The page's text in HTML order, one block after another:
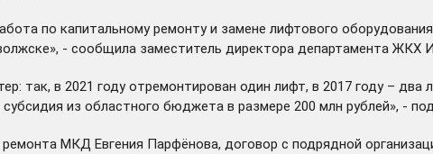
по капитальному ремонту и замене лифтового
- сообщила заместитель директора департамента ЖКХ
так, в 2021 году отремонтирован один лифт, в 2017 году –
из областного бюджета в размере 200 млн рублей», -
МКД Евгения Парфёнова, договор с подрядной